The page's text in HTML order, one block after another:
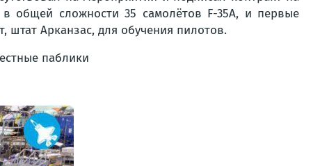
общей сложности 35 самолётов F-35A, и первые
штат Арканзас, для обучения пилотов.
паблики